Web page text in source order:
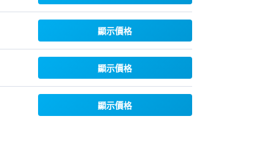
顯示價格
顯示價格
顯示價格